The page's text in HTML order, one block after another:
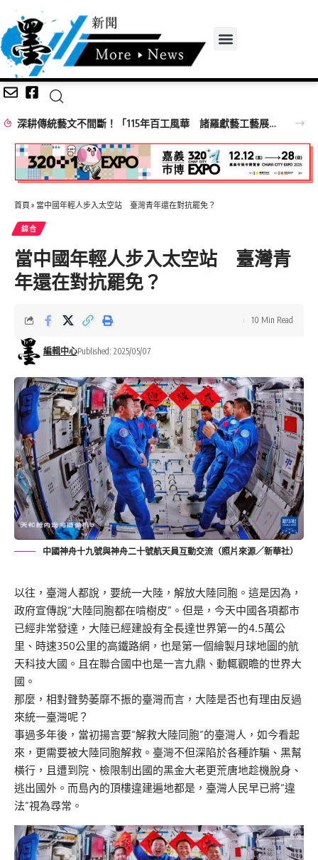
深耕傳統藝文不間斷！「115年百工風華 諸羅獻藝工藝展」跨域移師彰化溪湖展出
首頁 » 當中國年輕人步入太空站 臺灣青年還在對抗罷免？
綜合
當中國年輕人步入太空站 臺灣青
年還在對抗罷免？
編輯中心Published: 2025/05/07
10 Min Read
中國神舟十九號與神舟二十號航天員互動交流（照片來源／新華社）
以往，臺灣人都說，要統一大陸，解放大陸同胞。這是因為，
政府宣傳說“大陸同胞都在啃樹皮”。但是，今天中國各項都市
已經非常發達，大陸已經建設有全長達世界第一的4.5萬公
里、時速350公里的高鐵路網，也是第一個繪製月球地圖的航
天科技大國。且在聯合國中也是一言九鼎、動輒觀瞻的世界大
國。
那麼，相對聲勢萎靡不振的臺灣而言，大陸是否也有理由反過
來統一臺灣呢？
事過多年後，當初揚言要“解救大陸同胞”的臺灣人，如今看起
來，更需要被大陸同胞解救。臺灣不但深陷於各種詐騙、黑幫
橫行，且遭到院、檢限制出國的黑金大老更荒唐地趁機脫身、
逃出國外。而島內的頂樓違建遍地都是，臺灣人民早已將“違
法”視為尋常。